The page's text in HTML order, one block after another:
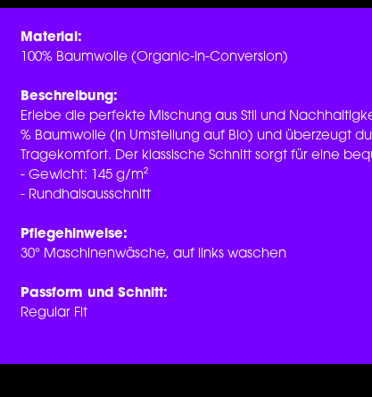
Material:
100% Baumwolle (Organic-In-Conversion)
Beschreibung:
Erlebe die perfekte Mischung aus Stil und
% Baumwolle (in Umstellung auf Bio) und überzeugt
Tragekomfort. Der klassische Schnitt sorgt für eine
- Gewicht: 145 g/m²
- Rundhalsausschnitt
Pflegehinweise:
30° Maschinenwäsche, auf links waschen
Passform und Schnitt:
Regular Fit